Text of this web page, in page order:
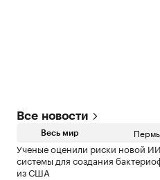
Все новости
Весь мир Пермь
Ученые оценили риски новой
системы для создания
из США